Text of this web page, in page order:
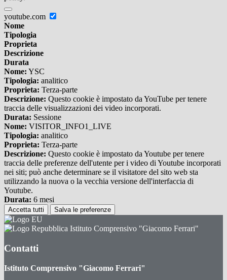
youtube.com
Nome
Tipologia
Proprieta
Descrizione
Durata
Nome: YSC
Tipologia: analitico
Proprieta: Terza-parte
Descrizione: Questo cookie è impostato da YouTube per tenere
traccia delle visualizzazioni dei video incorporati.
Durata: Sessione
Nome: VISITOR_INFO1_LIVE
Tipologia: analitico
Proprieta: Terza-parte
Descrizione: Questo cookie è impostato da Youtube per tenere
traccia delle preferenze dell'utente per i video di Youtube incorporati
nei siti; può anche determinare se il visitatore del sito web sta
utilizzando la nuova o la vecchia versione dell'interfaccia di
Youtube.
Durata: 6 mesi
Accetta tutti Salva le preferenze
Istituto Comprensivo "Giacomo Ferrari"
Contatti
Istituto Comprensivo "Giacomo Ferrari"